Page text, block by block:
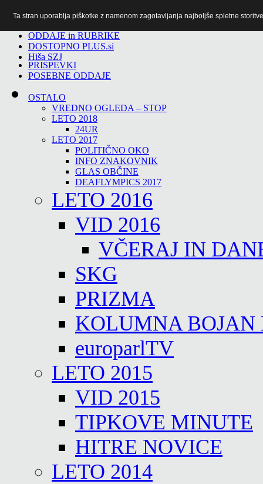
ODDAJE in RUBRIKE
DOSTOPNO PLUS.si
Hiša SZJ
PRISPEVKI
POSEBNE ODDAJE
OSTALO
VREDNO OGLEDA – STOP
LETO 2018
24UR
LETO 2017
POLITIČNO OKO
INFO ZNAKOVNIK
GLAS OBČINE
DEAFLYMPICS 2017
LETO 2016
VID 2016
VČERAJ IN
SKG
PRIZMA
KOLUMNA BOJAN
europarlTV
LETO 2015
VID 2015
TIPKOVE MINUTE
HITRE NOVICE
LETO 2014
Ta stran uporablja piškotke z namenom zagotavljanja najboljše spletne